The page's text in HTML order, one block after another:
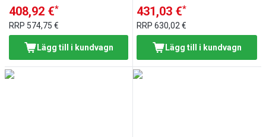
408,92 €*
RRP 574,75 €
Lägg till i kundvagn
431,03 €*
RRP630,02 €
Lägg till i kundvagn